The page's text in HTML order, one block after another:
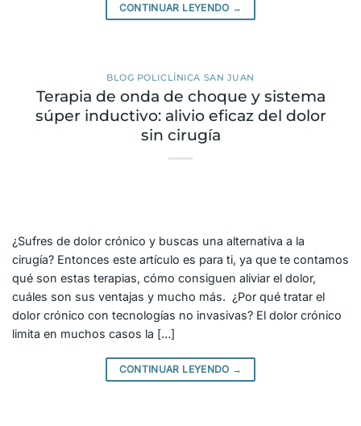
CONTINUAR LEYENDO →
BLOG POLICLÍNICA SAN JUAN
Terapia de onda de choque y sistema
súper inductivo: alivio eficaz del dolor
sin cirugía
¿Sufres de dolor crónico y buscas una alternativa a la
cirugía? Entonces este artículo es para ti, ya que te contamos
qué son estas terapias, cómo consiguen aliviar el dolor,
cuáles son sus ventajas y mucho más. ¿Por qué tratar el
dolor crónico con tecnologías no invasivas? El dolor crónico
limita en muchos casos la […]
CONTINUAR LEYENDO →